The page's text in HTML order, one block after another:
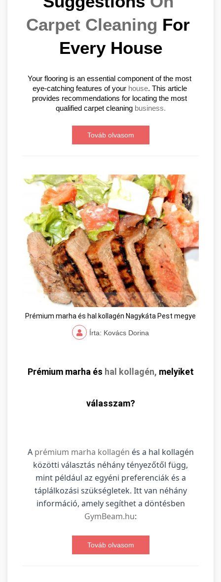
Carpet Cleaning For
Every House
Your flooring is an essential component of the most
eye-catching features of your house. This article
provides recommendations for locating the most
qualified carpet cleaning business.
Továb olvasom
Prémium marha és hal kollagén Nagykáta Pest megye
Írta: Kovács Dorina
Prémium marha és hal kollagén, melyiket
válasszam?
A prémium marha kollagén és a hal kollagén
közötti választás néhány tényezőtől függ,
mint például az egyéni preferenciák és a
táplálkozási szükségletek. Itt van néhány
információ, amely segíthet a döntésben
GymBeam.hu:
Továb olvasom